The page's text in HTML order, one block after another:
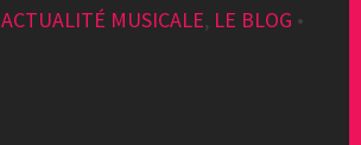
ACTUALITÉ MUSICALE, LE BLOG •